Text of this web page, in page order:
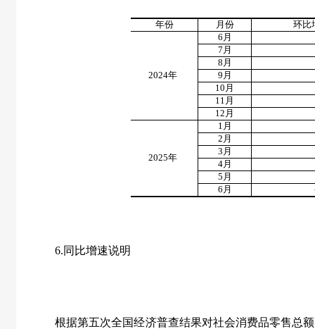
年份 月份 环比
2024年
6 月
7 月
8 月
9 月
10 月
11 月
12 月
2025年
1 月
2 月
3 月
4月
5 月
6 月
6.同比增速说明
根据第五次全国经济普查结果对社会消费品零售总额